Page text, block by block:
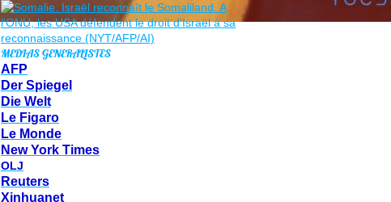
MEDIAS GENERALISTES
AFP
Der Spiegel
Die Welt
Le Figaro
Le Monde
New York Times
OLJ
Reuters
Xinhuanet